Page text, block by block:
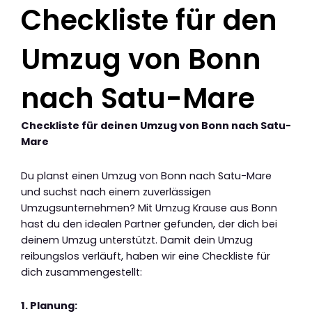
Checkliste für den
Umzug von Bonn
nach Satu-Mare
Checkliste für deinen Umzug von Bonn nach Satu-
Mare
Du planst einen Umzug von Bonn nach Satu-Mare
und suchst nach einem zuverlässigen
Umzugsunternehmen? Mit Umzug Krause aus Bonn
hast du den idealen Partner gefunden, der dich bei
deinem Umzug unterstützt. Damit dein Umzug
reibungslos verläuft, haben wir eine Checkliste für
dich zusammengestellt:
1. Planung: